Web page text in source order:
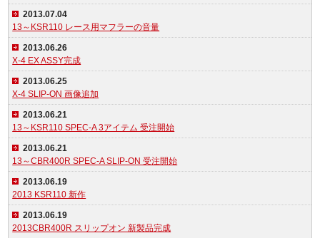
2013.07.04
13～KSR110 レース用マフラーの音量
2013.06.26
X-4 EX ASSY完成
2013.06.25
X-4 SLIP-ON 画像追加
2013.06.21
13～KSR110 SPEC-A 3アイテム 受注開始
2013.06.21
13～CBR400R SPEC-A SLIP-ON 受注開始
2013.06.19
2013 KSR110 新作
2013.06.19
2013CBR400R スリップオン 新製品完成